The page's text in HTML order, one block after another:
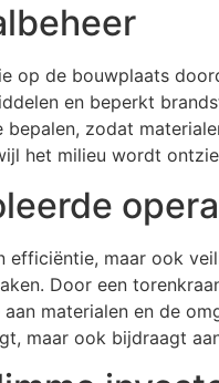
op de bouwplaats
en beperkt
zodat
het milieu wordt
efficiëntie, maar ook
Door een
materialen en de
maar ook bijdraagt